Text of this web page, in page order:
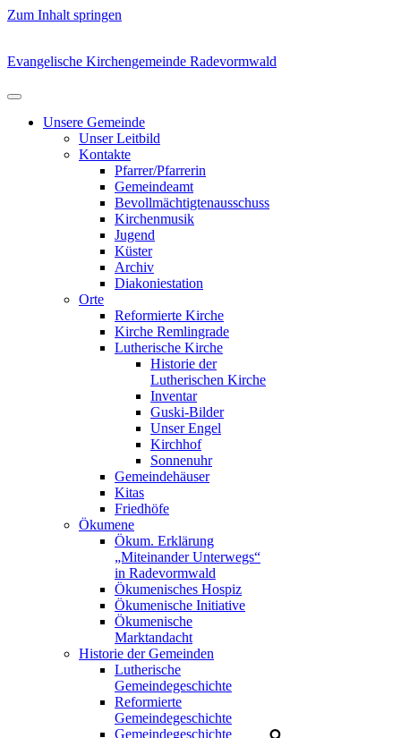
Zum Inhalt springen
Evangelische Kirchengemeinde Radevormwald
Unsere Gemeinde
Unser Leitbild
Kontakte
Pfarrer/Pfarrerin
Gemeindeamt
Bevollmächtigtenausschuss
Kirchenmusik
Jugend
Küster
Archiv
Diakoniestation
Orte
Reformierte Kirche
Kirche Remlingrade
Lutherische Kirche
Historie der
Lutherischen Kirche
Inventar
Guski-Bilder
Unser Engel
Kirchhof
Sonnenuhr
Gemeindehäuser
Kitas
Friedhöfe
Ökumene
Ökum. Erklärung
„Miteinander Unterwegs“
in Radevormwald
Ökumenisches Hospiz
Ökumenische Initiative
Ökumenische
Marktandacht
Historie der Gemeinden
Lutherische
Gemeindegeschichte
Reformierte
Gemeindegeschichte
Gemeindegeschichte